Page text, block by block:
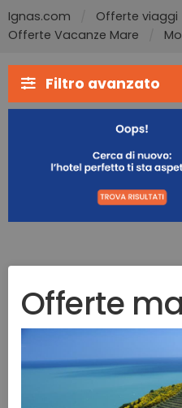
Ignas.com
Offerte viaggi
Offerte Vacanze Mare
Filtro avanzato
Offerte